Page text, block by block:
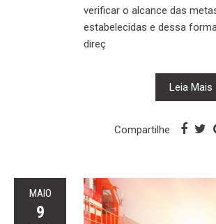
verificar o alcance das
estabelecidas e dessa
direç
Leia Mais
Compartilhe
MAIO
9